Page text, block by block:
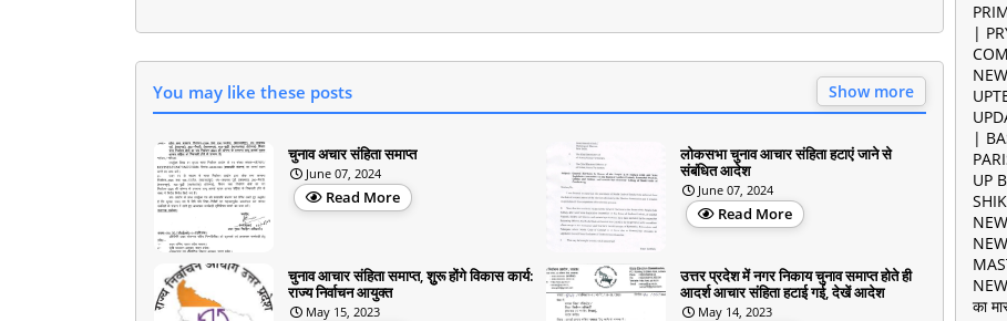
You may like these posts Show more
चुनाव अचार संहिता समाप्त
June 07, 2024
Read More
लोकसभा चुनाव आचार संहिता हटाएं जाने से
संबंधित आदेश
June 07, 2024
Read More
चुनाव आचार संहिता समाप्त, शुुरू होंगे विकास कार्य:
राज्य निर्वाचन आयुक्त
May 15, 2023
उत्तर प्रदेश में नगर निकाय चुनाव समाप्त होते ही
आदर्श आचार संहिता हटाई गई, देखें आदेश
May 14, 2023
|
|
UP
का